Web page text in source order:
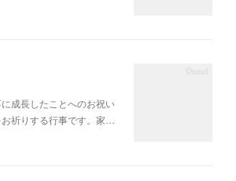
成長したことへのお祝い
祈りする行事です。家…